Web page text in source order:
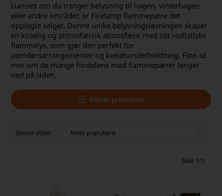
Høy kundetilfredshet
Uansett om du trenger belysning til hagen, vinterhagen
eller andre områder, er Firelamp flammepære det
opplagte valget. Denne unike belysningsløsningen skaper
en koselig og atmosfærisk atmosfære med sitt realistiske
flammelys, som gjør den perfekt for
utendørsarrangementer og kveldsunderholdning. Finn ut
mer om de mange fordelene med flammepærer lenger
ned på siden.
Filtrer produkter
Sorter etter:
Side 1/1